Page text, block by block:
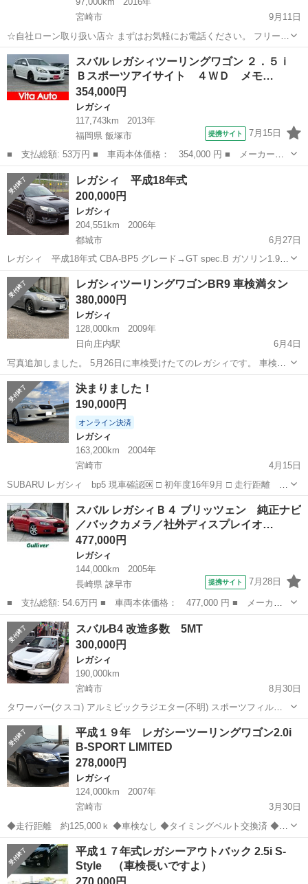
宮崎市
9月11日
☆自社ローン取り扱い店☆ まずはお気軽にお電話ください。 フリーダ
イヤル 0066-9706-6173 ★ラインID:@443feups★
https://lin.ee/JPpMU2h ■当社...
宮崎 宮崎市 レヴォーグ
スバル レガシィツーリングワゴン ２．５ｉ
Ｂスポーツアイサイト ４ＷＤ メモ…
354,000円
レガシィ
117,743km
2013年
福岡県 飯塚市
提携サイト 7月15日
■ 支払総額: 53万円 ■ 車両本体価格： 354,000 円 ■ メーカー
名： スバル ■ 車種名： レガシィツーリングワゴン ■ グレード
名： ２．５ｉ Ｂスポーツアイサイト ４ＷＤ メモリーナビ フ
ルセグＴＶ リア...
福岡 飯塚市 レガシィ
レガシィ 平成18年式
200,000円
レガシィ
204,551km
2006年
都城市
6月27日
レガシィ 平成18年式 CBA-BP5 グレード→GT spec.B ガソリン1.99L
走行キロ→204551 🌟車検切れ 🌟通常走行に問題ありません。 🌟前回
タイミングベルト交換→105000km前後 🌟保証なし 🌟中...
宮崎 都城市 レガシィ CBA
レガシィツーリングワゴンBR9 車検満タン
380,000円
レガシィ
128,000km
2009年
日向庄内駅
6月4日
写真追加しました。 5月26日に車検受けたてのレガシィです。 車検の
際に消耗品交換しました。 （オイル、エレメント、ブレーキパッド、
ワイパー） 2.5i EyeSight S Package 平成22年式 128,000...
宮崎 都城市 日向庄内駅
レガシィツーリングワゴン
決まりました！
190,000円
オンライン決済
レガシィ
163,200km
2004年
宮崎市
4月15日
SUBARU レガシィ bp5 現車確認🆗 □ 初年度16年9月 □ 走行距離
163200km （現在も乗っているため伸びます） □ 排気量 1994cc □ シ
フト 5MT □ 駆動方式 フルタイム4WD □...
宮崎 宮崎市 ミッション
スバル レガシィＢ４ ブリッツェン 純正ナビ
／バックカメラ／社外ディスプレイオ…
477,000円
レガシィ
144,000km
2005年
長崎県 諫早市
提携サイト 7月28日
■ 支払総額: 54.6万円 ■ 車両本体価格： 477,000 円 ■ メーカー
名： スバル ■ 車種名： レガシィＢ４ ■ グレード名： ブリッ
ツェン 純正ナビ／バックカメラ／社外ディスプレイオーディオ／純
正フロアマッ...
長崎 諫早市
スバルB4 改造多数 5MT
300,000円
レガシィ
190,000km
宮崎市
8月30日
タワーバー(クスコ) アルミビックラジエター(不明) スポーツフィルタ
ー(不明) CTS常時ツインターボキット ゼロスポーツキャタライザ.フロ
ントパイプ 中間パイプ(不明) フジツボテールピース HKSブローオフ
クスコ車高...
宮崎 宮崎市 レガシィ ツインターボ
平成１９年 レガシーツーリングワゴン2.0i
B-SPORT LIMITED
278,000円
レガシィ
124,000km
2007年
宮崎市
3月30日
◆走行距離 約125,000ｋ ◆車検なし ◆タイミングベルト交換済 ◆ナ
ビ＆ＥＴＣ ◆運転席パワーシート ＊車検渡し（￥398000ー）も承り
ます。 ＊多少傷等御座いますが、 年式の割には綺麗だと思...
宮崎 宮崎市 レガシィ レガシーツーリングワゴン
平成１７年式レガシーアウトバック 2.5i S-
Style （車検長いですよ）